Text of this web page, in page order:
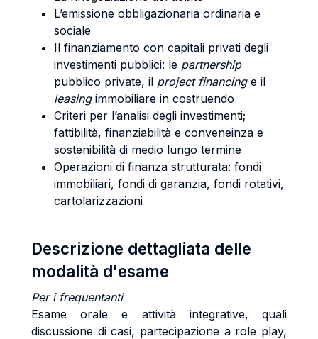
L’emissione obbligazionaria ordinaria e
sociale
Il finanziamento con capitali privati degli
investimenti pubblici: le partnership
pubblico private, il project financing e il
leasing immobiliare in costruendo
Criteri per l’analisi degli investimenti;
fattibilità, finanziabilità e conveneinza e
sostenibilità di medio lungo termine
Operazioni di finanza strutturata: fondi
immobiliari, fondi di garanzia, fondi rotativi,
cartolarizzazioni
Descrizione dettagliata delle
modalità d'esame
Per i frequentanti
Esame orale e attività integrative, quali
discussione di casi, partecipazione a role play,